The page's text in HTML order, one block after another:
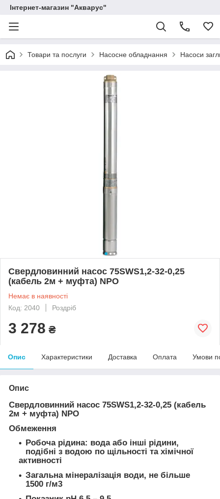
Інтернет-магазин "Акварус"
Товари та послуги Насосне обладнання Насоси
Свердловинний насос 75SWS1,2-32-0,25
(кабель 2м + муфта) NPO
Немає в наявності
Код: 2040
Роздріб
3 278 ₴
Опис Характеристики Доставка Оплата Умови
Опис
Свердловинний насос 75SWS1,2-32-0,25 (кабель
2м + муфта) NPO
Обмеження
Робоча рідина: вода або інші рідини,
подібні з водою по щільності та хімічної
активності
Загальна мінералізація води, не більше
1500 г/м3